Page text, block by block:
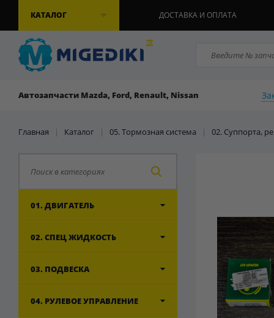
КАТАЛОГ ДОСТАВКА И ОПЛАТА
Автозапчасти Mazda, Ford, Renault, Nissan
Главная | Каталог | 05. Тормозная система | 02. Суппорта,
01. ДВИГАТЕЛЬ
02. СПЕЦ ЖИДКОСТЬ
03. ПОДВЕСКА
04. РУЛЕВОЕ УПРАВЛЕНИЕ